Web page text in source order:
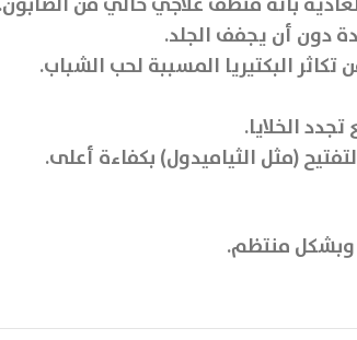
دون أن يجفف الجلد.
الخلايا.
(مثل الثياميدول) بكفاءة أعلى.
منتظم.